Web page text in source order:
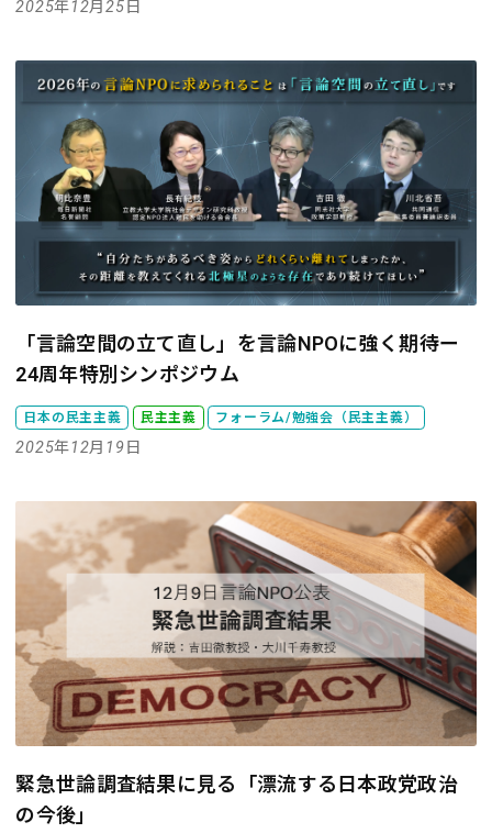
2025年12月25日
「言論空間の立て直し」を言論NPOに強く期待ー
24周年特別シンポジウム
日本の民主主義 民主主義 フォーラム/勉強会（民主主義）
2025年12月19日
緊急世論調査結果に見る「漂流する日本政党政治
の今後」